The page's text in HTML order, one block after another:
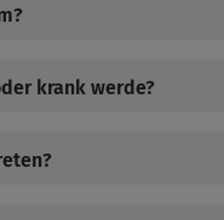
krank werde?